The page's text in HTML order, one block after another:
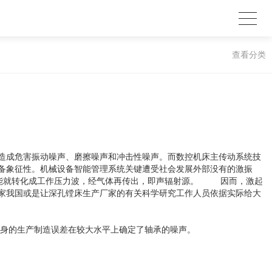
查看分类
危害振动噪声、磨擦噪声和冲击性噪声。而数控机床主传动系统技
征性。机械设备智能管理系统关键遭受社会发展外部没有的激振
就转化成工作压力波，经气体再传出，即声辐射源。 因而，激起
国或是让深孔镗床生产厂家的有关科学研究工作人员依据实际给大
生产制造误差在较大水平上确定了轴承的噪声。